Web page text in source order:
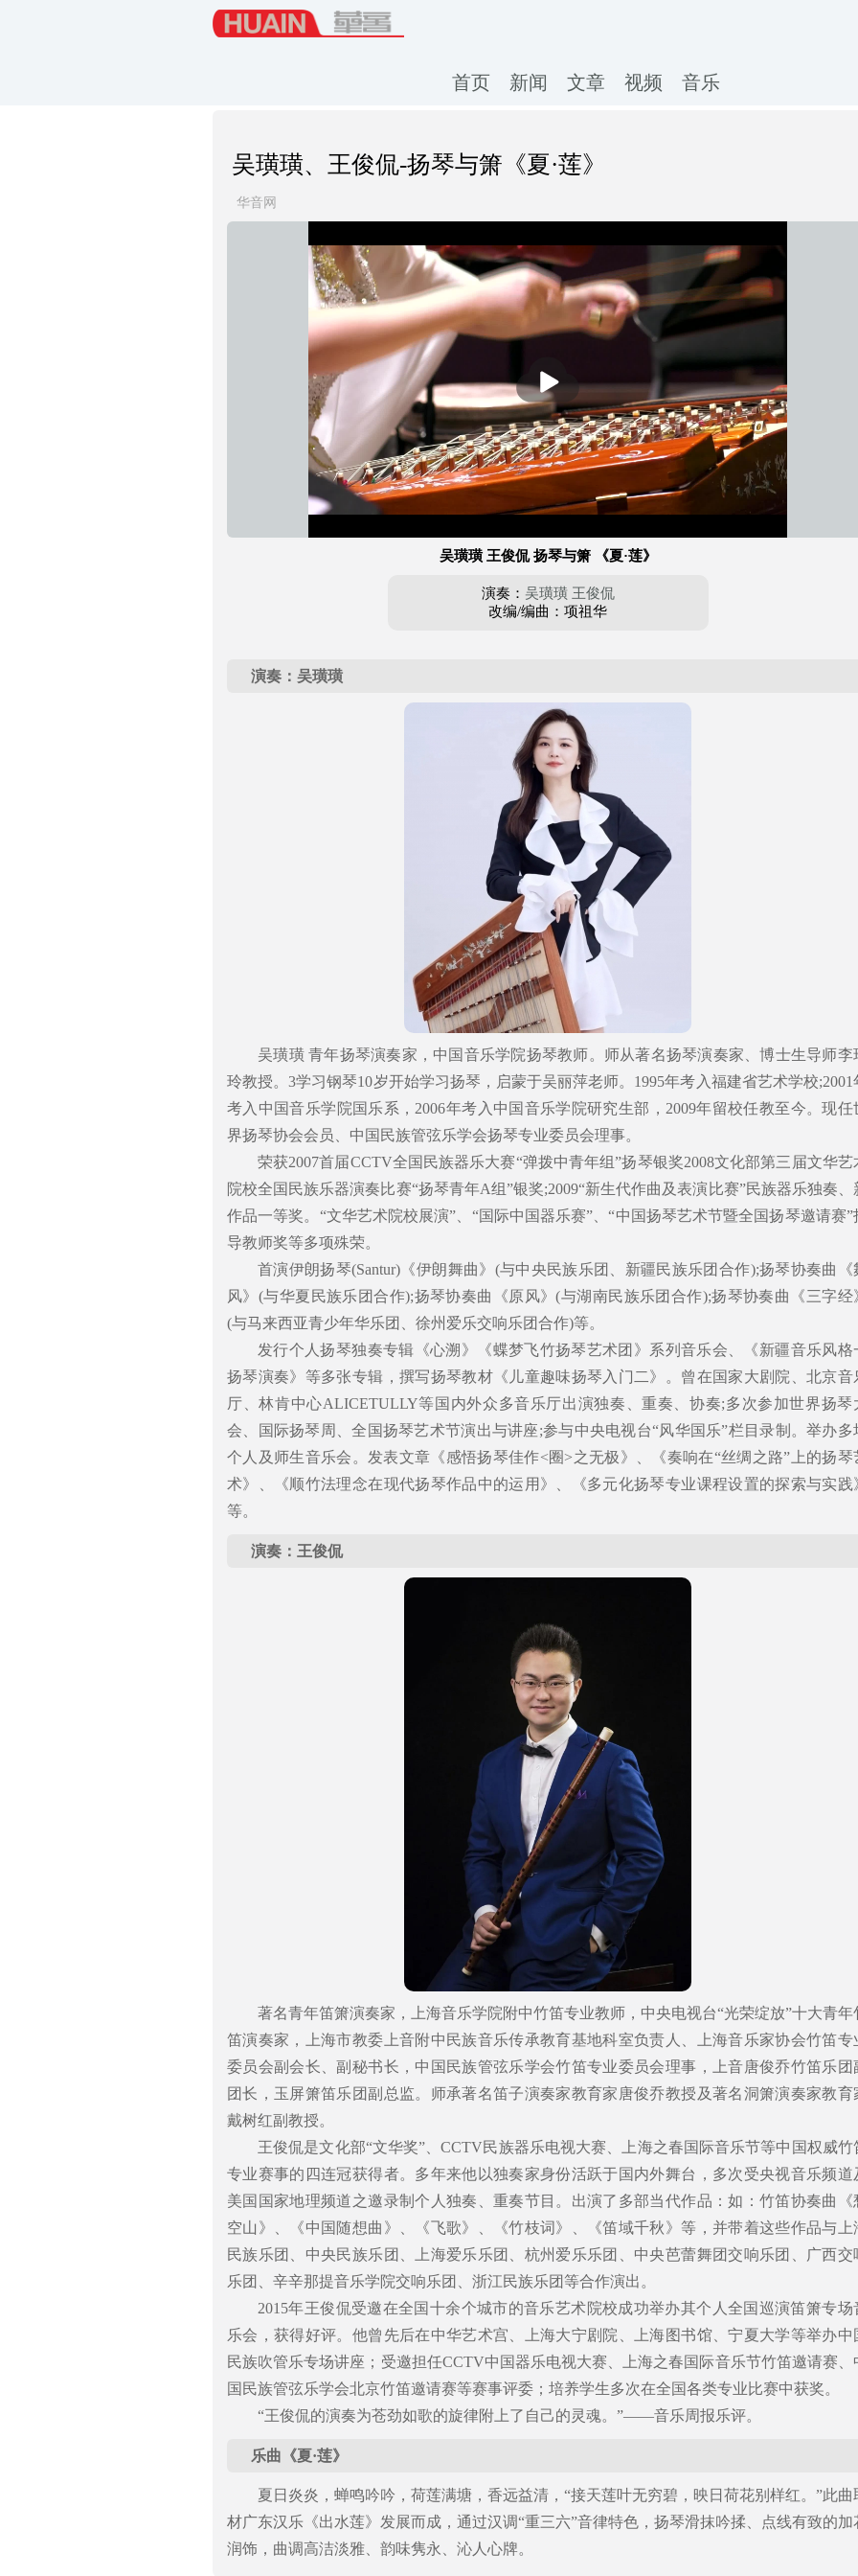
首页 新闻 文章 视频 音乐
吴璜璜、王俊侃-扬琴与箫《夏·莲》
华音网
放
吴璜璜 王俊侃 扬琴与箫 《夏·莲》
演奏： 吴璜璜 王俊侃
改编/编曲：项祖华
演奏：吴璜璜
吴璜璜 青年扬琴演奏家，中国音乐学院扬琴教师。师从著名扬琴演奏家、博士生导师李
玲教授。3学习钢琴10岁开始学习扬琴，启蒙于吴丽萍老师。1995年考入福建省艺术学校;2001
考入中国音乐学院国乐系，2006年考入中国音乐学院研究生部，2009年留校任教至今。现任
界扬琴协会会员、中国民族管弦乐学会扬琴专业委员会理事。
荣获2007首届CCTV全国民族器乐大赛“弹拨中青年组”扬琴银奖2008文化部第三届文华艺
院校全国民族乐器演奏比赛“扬琴青年A组”银奖;2009“新生代作曲及表演比赛”民族器乐独奏、
作品一等奖。“文华艺术院校展演”、“国际中国器乐赛”、“中国扬琴艺术节暨全国扬琴邀请赛”
导教师奖等多项殊荣。
首演伊朗扬琴(Santur)《伊朗舞曲》(与中央民族乐团、新疆民族乐团合作);扬琴协奏曲《
风》(与华夏民族乐团合作);扬琴协奏曲《原风》(与湖南民族乐团合作);扬琴协奏曲《三字经
(与马来西亚青少年华乐团、徐州爱乐交响乐团合作)等。
发行个人扬琴独奏专辑《心溯》《蝶梦飞竹扬琴艺术团》系列音乐会、《新疆音乐风格
扬琴演奏》等多张专辑，撰写扬琴教材《儿童趣味扬琴入门二》。曾在国家大剧院、北京音
厅、林肯中心ALICETULLY等国内外众多音乐厅出演独奏、重奏、协奏;多次参加世界扬琴
会、国际扬琴周、全国扬琴艺术节演出与讲座;参与中央电视台“风华国乐”栏目录制。举办多
个人及师生音乐会。发表文章《感悟扬琴佳作<圈>之无极》、《奏响在“丝绸之路”上的扬琴
术》、《顺竹法理念在现代扬琴作品中的运用》、《多元化扬琴专业课程设置的探索与实践
等。
演奏：王俊侃
著名青年笛箫演奏家，上海音乐学院附中竹笛专业教师，中央电视台“光荣绽放”十大青年
笛演奏家，上海市教委上音附中民族音乐传承教育基地科室负责人、上海音乐家协会竹笛专
委员会副会长、副秘书长，中国民族管弦乐学会竹笛专业委员会理事，上音唐俊乔竹笛乐团
团长，玉屏箫笛乐团副总监。师承著名笛子演奏家教育家唐俊乔教授及著名洞箫演奏家教育
戴树红副教授。
王俊侃是文化部“文华奖”、CCTV民族器乐电视大赛、上海之春国际音乐节等中国权威竹
专业赛事的四连冠获得者。多年来他以独奏家身份活跃于国内外舞台，多次受央视音乐频道
美国国家地理频道之邀录制个人独奏、重奏节目。出演了多部当代作品：如：竹笛协奏曲《
空山》、《中国随想曲》、《飞歌》、《竹枝词》、《笛域千秋》等，并带着这些作品与上
民族乐团、中央民族乐团、上海爱乐乐团、杭州爱乐乐团、中央芭蕾舞团交响乐团、广西交
乐团、辛辛那提音乐学院交响乐团、浙江民族乐团等合作演出。
2015年王俊侃受邀在全国十余个城市的音乐艺术院校成功举办其个人全国巡演笛箫专场
乐会，获得好评。他曾先后在中华艺术宫、上海大宁剧院、上海图书馆、宁夏大学等举办中
民族吹管乐专场讲座；受邀担任CCTV中国器乐电视大赛、上海之春国际音乐节竹笛邀请赛、
国民族管弦乐学会北京竹笛邀请赛等赛事评委；培养学生多次在全国各类专业比赛中获奖。
“王俊侃的演奏为苍劲如歌的旋律附上了自己的灵魂。”——音乐周报乐评。
乐曲《夏·莲》
夏日炎炎，蝉鸣吟吟，荷莲满塘，香远益清，“接天莲叶无穷碧，映日荷花别样红。”此曲
材广东汉乐《出水莲》发展而成，通过汉调“重三六”音律特色，扬琴滑抹吟揉、点线有致的加
润饰，曲调高洁淡雅、韵味隽永、沁人心牌。